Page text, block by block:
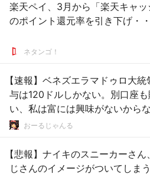
楽天ペイ、3月から「楽天キャッ
のポイント還元率を引き下げ・・
ネタンゴ！
【速報】ベネズエラマドゥロ大
与は120ドルしかない。別口座
い、私は富には興味がないからな
HAHAHA」
おーるじゃんる
【悲報】ナイキのスニーカーさ
じさんのイメージがついてしまう